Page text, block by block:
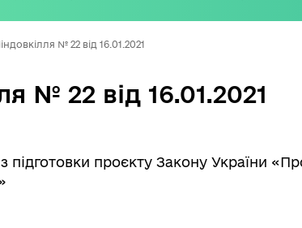
№ 22 від 16.01.2021
№ 22 від 16.01.2021
підготовки проєкту Закону України